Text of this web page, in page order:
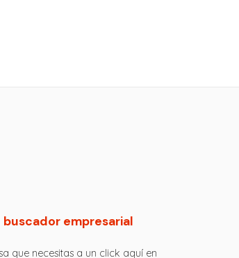
empresarial
que necesitas a un click aquí en